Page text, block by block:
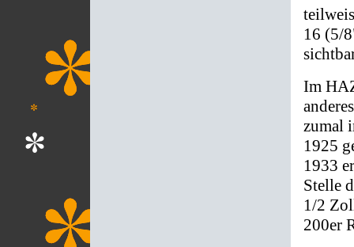
16 (5/
Im
zumal
1925
1933
Stelle
1/2
200er